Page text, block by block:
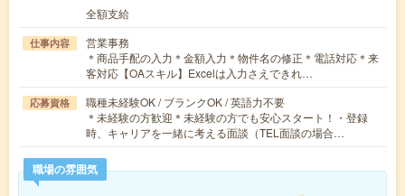
全額支給
仕事内容
営業事務
＊商品手配の入力＊金額入力＊物件名の修正＊電話対応＊来
客対応【OAスキル】Excelは入力さえできれ…
応募資格
職種未経験OK / ブランクOK / 英語力不要
＊未経験の方歓迎＊未経験の方でも安心スタート！・登録
時、キャリアを一緒に考える面談（TEL面談の場合…
職場の雰囲気